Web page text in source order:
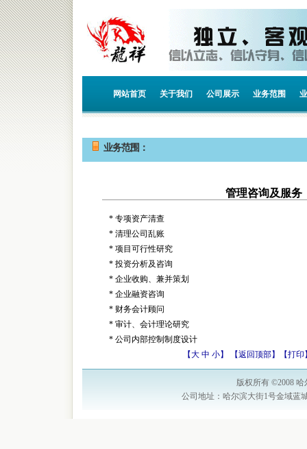
网站首页 关于我们 公司展示 业务范围
业务范围：
管理咨询及服务
* 专项资产清查
* 清理公司乱账
* 项目可行性研究
* 投资分析及咨询
* 企业收购、兼并策划
* 企业融资咨询
* 财务会计顾问
* 审计、会计理论研究
* 公司内部控制制度设计
【大 中 小】 【返回顶部】【打印
版权所有 ©2008
公司地址：哈尔滨大街1号金域蓝